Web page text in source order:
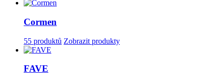
Cormen
55 produktů Zobrazit produkty
FAVE